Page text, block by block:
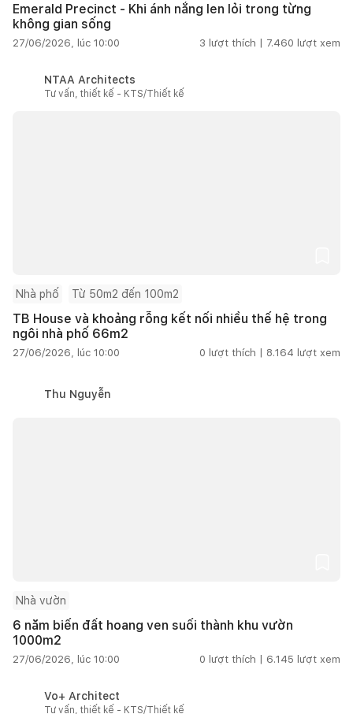
Emerald Precinct - Khi ánh nắng len lỏi trong từng
không gian sống
27/06/2026, lúc 10:00 3 lượt thích | 7.460 lượt xem
NTAA Architects
Tư vấn, thiết kế - KTS/Thiết kế
Nhà phố Từ 50m2 đến 100m2
TB House và khoảng rỗng kết nối nhiều thế hệ trong
ngôi nhà phố 66m2
27/06/2026, lúc 10:00 0 lượt thích | 8.164 lượt xem
Thu Nguyễn
Nhà vườn
6 năm biến đất hoang ven suối thành khu vườn
1000m2
27/06/2026, lúc 10:00 0 lượt thích | 6.145 lượt xem
Vo+ Architect
Tư vấn, thiết kế - KTS/Thiết kế